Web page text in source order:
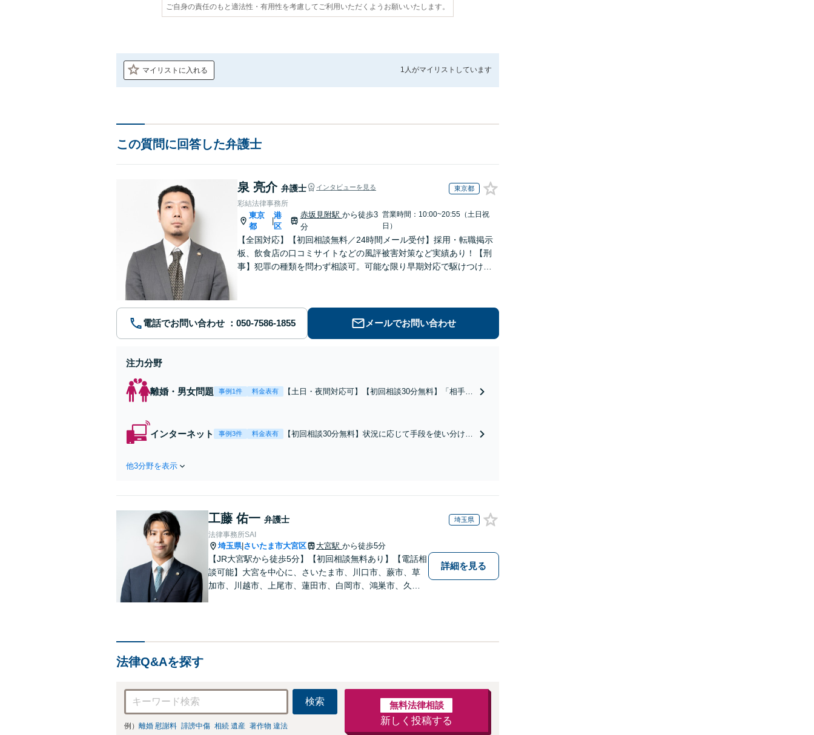
ご自身の責任のもと適法性・有用性を考慮してご利用いただくようお願いいたします。
マイリストに入れる 1人がマイリストしています
この質問に回答した弁護士
泉 亮介 弁護士 インタビューを見る 東京都
彩結法律事務所
東京
都
港
区
赤坂見附駅 から徒歩3
分
営業時間：10:00~20:55（土日祝
日）
【全国対応】【初回相談無料／24時間メール受付】採用・転職掲示
板、飲食店の口コミサイトなどの風評被害対策など実績あり！【刑
事】犯罪の種類を問わず相談可。可能な限り早期対応で駆けつけサ
電話でお問い合わせ メールでお問い合わせ
注力分野
離婚・男女問題 事例1件 料金表有
【土日・夜間対応可】【初回相談30分無料】「相手方
金額アップ／減額交渉も対応可」【完全個室対応】
インターネット 事例3件 料金表有
【初回相談30分無料】状況に応じて手段を使い分け、
他3分野を表示
工藤 佑一 弁護士 埼玉県
法律事務所SAI
埼玉県| さいたま市大宮区 大宮駅 から徒歩5分
【JR大宮駅から徒歩5分】【初回相談無料あり】【電話相
談可能】大宮を中心に、さいたま市、川口市、蕨市、草
加市、川越市、上尾市、蓮田市、白岡市、鴻巣市、久喜
詳細を見る
法律Q&Aを探す
検索
例） 離婚 慰謝料 誹謗中傷 相続 遺産 著作物 違法
無料法律相談
新しく投稿する